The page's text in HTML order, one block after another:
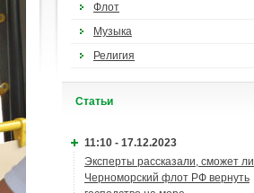
Флот
Музыка
Религия
Cтатьи
11:10 - 17.12.2023
Эксперты рассказали, сможет ли
Черноморский флот РФ вернуть